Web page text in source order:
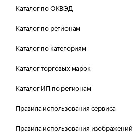
Каталог по ОКВЭД
Каталог по регионам
Каталог по категориям
Каталог торговых марок
Каталог ИП по регионам
Правила использования сервиса
Правила использования изображений